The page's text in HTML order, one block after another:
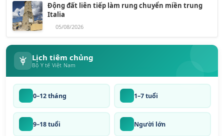
Động đất liên tiếp làm rung chuyển miền trung
Italia
05/08/2026
Lịch tiêm chủng
Bộ Y tế Việt Nam
0–12 tháng 1–7 tuổi
9–18 tuổi Người lớn